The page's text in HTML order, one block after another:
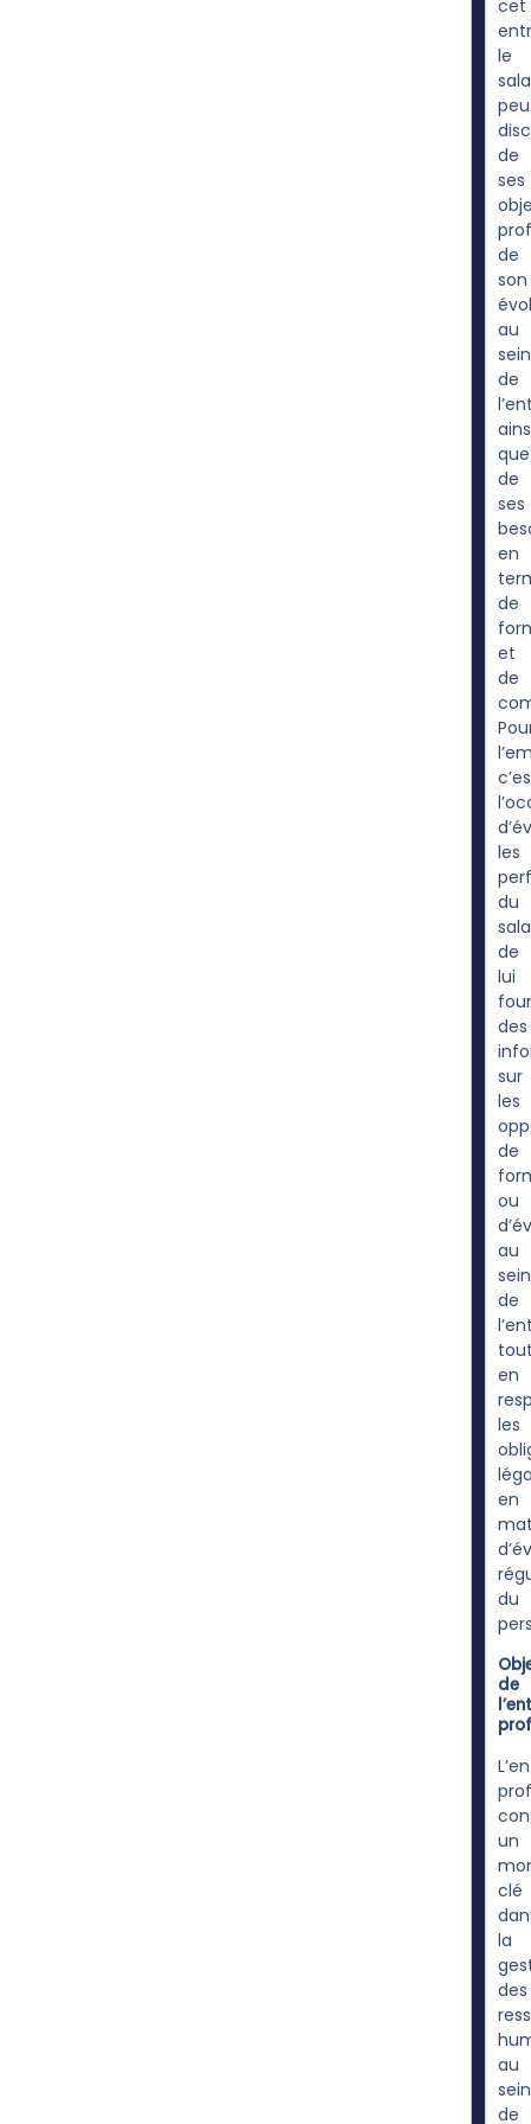
cet
le
de
ses
de
son
au
sein
de
que
de
ses
en
de
et
de
les
du
de
lui
des
sur
les
de
ou
au
sein
de
en
les
en
du
de
un
clé
la
des
au
sein
de